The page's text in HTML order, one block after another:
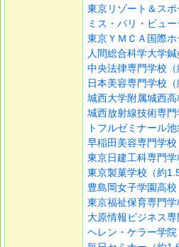
東京リゾート＆スポ
ミス・パリ・ビュ
東京ＹＭＣＡ国際ホ
人間総合科学大学
中央法律専門学校（
日本美容専門学校（
城西大学附属城西高
城西放射線技術専門
トフルゼミナール池
早稲田美容専門学校
東京日建工科専門学
東京製菓学校（約
豊島岡女子学園高校
東京福祉保育専門学
大原情報ビジネス専
ヘレン・ケラー学院